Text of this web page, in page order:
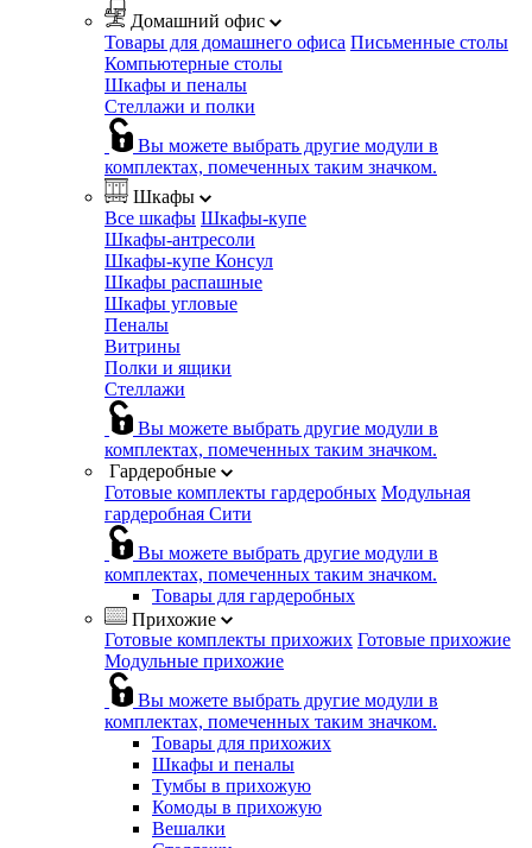
Домашний офис
Товары для домашнего офиса Письменные столы
Компьютерные столы
Шкафы и пеналы
Стеллажи и полки
Вы можете выбрать другие модули в
комплектах, помеченных таким значком.
Шкафы
Все шкафы Шкафы-купе
Шкафы-антресоли
Шкафы-купе Консул
Шкафы распашные
Шкафы угловые
Пеналы
Витрины
Полки и ящики
Стеллажи
Вы можете выбрать другие модули в
комплектах, помеченных таким значком.
Гардеробные
Готовые комплекты гардеробных Модульная
гардеробная Сити
Вы можете выбрать другие модули в
комплектах, помеченных таким значком.
Товары для гардеробных
Прихожие
Готовые комплекты прихожих Готовые прихожие
Модульные прихожие
Вы можете выбрать другие модули в
комплектах, помеченных таким значком.
Товары для прихожих
Шкафы и пеналы
Тумбы в прихожую
Комоды в прихожую
Вешалки